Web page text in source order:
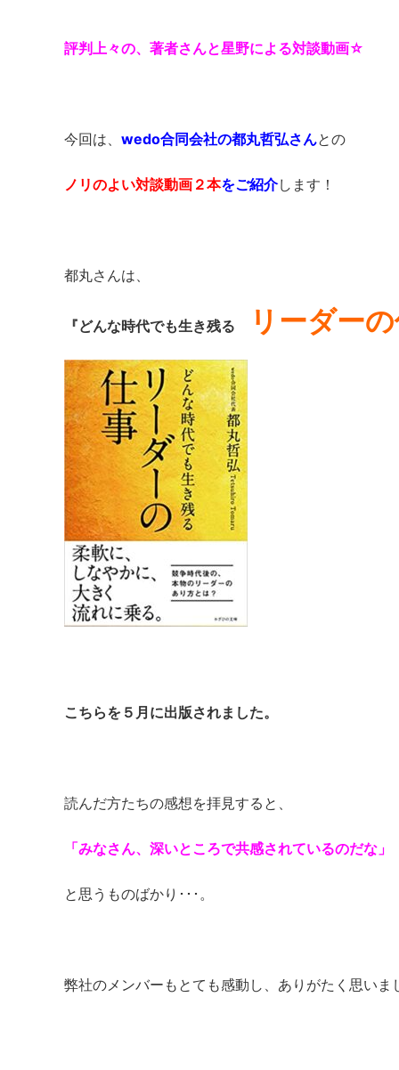
評判上々の、著者さんと星野による対談動画☆
今回は、 wedo合同会社の都丸哲弘さんとの
ノリのよい対談動画２本をご紹介します！
都丸さんは、
『どんな時代でも生き残る リーダー
こちらを５月に出版されました。
読んだ方たちの感想を拝見すると、
「みなさん、深いところで共感されているのだな」
と思うものばかり･･･。
弊社のメンバーもとても感動し、ありがたく思いま